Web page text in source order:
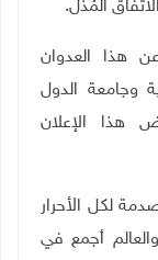
المُذل.
عن هذا العدوان
وجامعة الدول
هذا الإعلان
لكل الأحرار
أجمع في